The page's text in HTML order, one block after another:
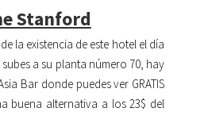
Stanford
la existencia de este hotel el día
a su planta número 70, hay
Bar donde puedes ver GRATIS
buena alternativa a los 23$ del